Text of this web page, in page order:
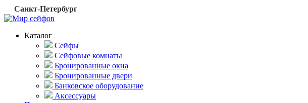
Санкт-Петербург
Каталог
Сейфы
Сейфовые комнаты
Бронированные окна
Бронированные двери
Банковское оборудование
Аксессуары